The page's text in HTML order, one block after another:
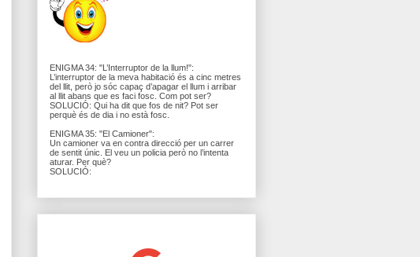
ENIGMA 34: "L’Interruptor de la llum!":
L’interruptor de la meva habitació és a cinc metres
del llit, però jo sóc capaç d’apagar el llum i arribar
al llit abans que es faci fosc. Com pot ser?
SOLUCIÓ: Qui ha dit que fos de nit? Pot ser
perquè és de dia i no està fosc.
ENIGMA 35: "El Camioner":
Un camioner va en contra direcció per un carrer
de sentit únic. El veu un policia però no l’intenta
aturar. Per què?
SOLUCIÓ: